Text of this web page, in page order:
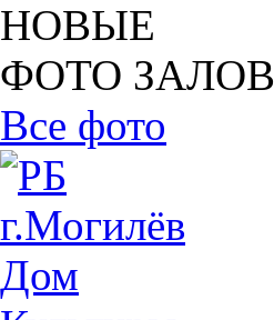
НОВЫЕ
ФОТО ЗАЛОВ
Все фото